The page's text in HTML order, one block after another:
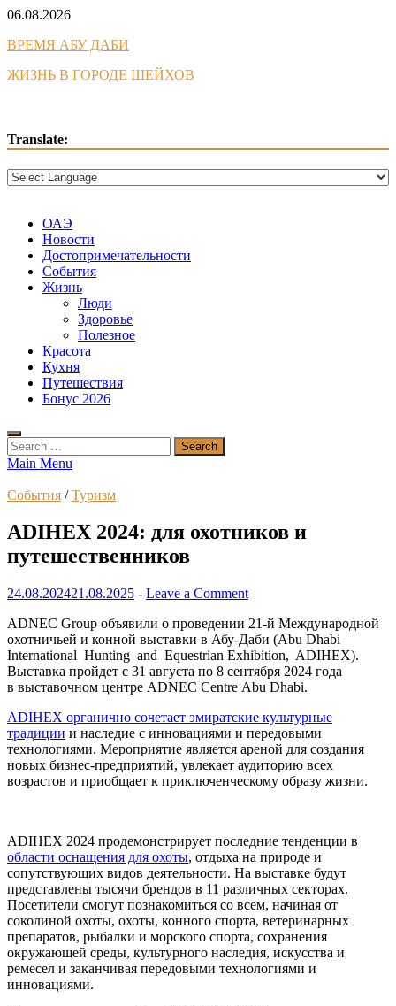
Skip
content
06.08.2026
ВРЕМЯ АБУ ДАБИ
ЖИЗНЬ В ГОРОДЕ ШЕЙХОВ
Translate:
ОАЭ
Новости
Достопримечательности
События
Жизнь
Люди
Здоровье
Полезное
Красота
Кухня
Путешествия
Бонус 2026
Search
for:
Main Menu
События /Туризм
ADIHEX 2024: для охотников и
путешественников
24.08.202421.08.2025 - Leave a Comment
ADNEC Group объявили о проведении 21-й Международной
охотничьей и конной выставки в Абу-Даби (Abu Dhabi
International Hunting and Equestrian Exhibition, ADIHEX).
Выставка пройдет с 31 августа по 8 сентября 2024 года
в выставочном центре ADNEC Centre Abu Dhabi.
ADIHEX органично сочетает эмиратские культурные
традиции и наследие с инновациями и передовыми
технологиями. Мероприятие является ареной для создания
новых бизнес-предприятий, увлекает аудиторию всех
возрастов и приобщает к приключенческому образу жизни.
ADIHEX 2024 продемонстрирует последние тенденции в
области оснащения для охоты, отдыха на природе и
сопутствующих видов деятельности. На выставке будут
представлены тысячи брендов в 11 различных секторах.
Посетители смогут познакомиться со всем, начиная от
соколиной охоты, охоты, конного спорта, ветеринарных
препаратов, рыбалки и морского спорта, сохранения
окружающей среды, культурного наследия, искусства и
ремесел и заканчивая передовыми технологиями и
инновациями.